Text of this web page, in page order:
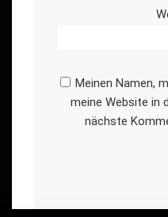
Meinen Namen,
meine Website in
nächste